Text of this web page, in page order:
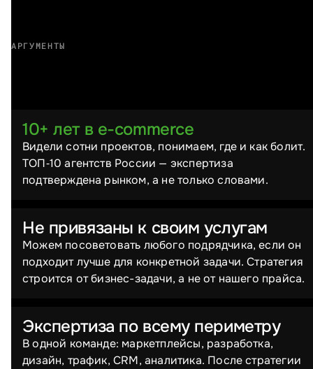
АРГУМЕНТЫ
10+ лет в e-commerce
Видели сотни проектов, понимаем, где и как болит.
ТОП‑10 агентств России — экспертиза
подтверждена рынком, а не только словами.
Не привязаны к своим услугам
Можем посоветовать любого подрядчика, если он
подходит лучше для конкретной задачи. Стратегия
строится от бизнес-задачи, а не от нашего прайса.
Экспертиза по всему периметру
В одной команде: маркетплейсы, разработка,
дизайн, трафик, CRM, аналитика. После стратегии